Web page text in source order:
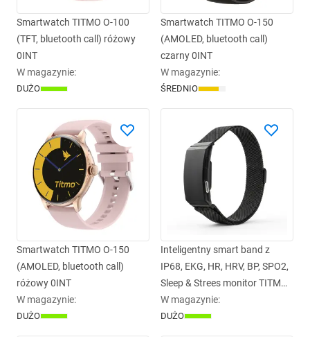
Smartwatch TITMO O-100
(TFT, bluetooth call) różowy
0INT
W magazynie:
DUŻO
Smartwatch TITMO O-150
(AMOLED, bluetooth call)
czarny 0INT
W magazynie:
ŚREDNIO
Smartwatch TITMO O-150
(AMOLED, bluetooth call)
różowy 0INT
W magazynie:
DUŻO
Inteligentny smart band z
IP68, EKG, HR, HRV, BP, SPO2,
Sleep & Strees monitor TITMO
Loop I-110 czarny 0INT
W magazynie:
DUŻO